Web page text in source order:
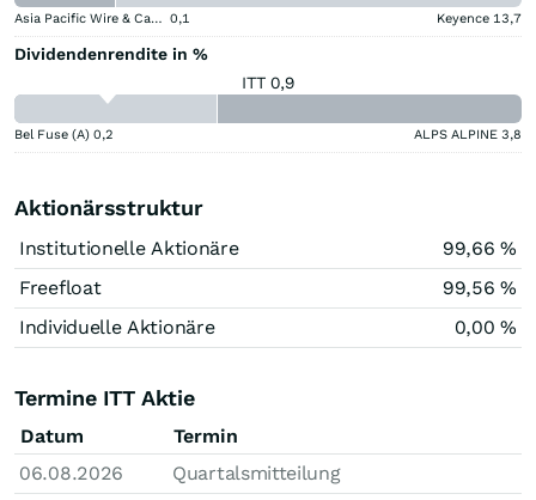
Asia Pacific Wire & Cable 0,1 Keyence 13,7
Dividendenrendite in %
ITT 0,9
Bel Fuse (A) 0,2 ALPS ALPINE 3,8
Aktionärsstruktur
Institutionelle Aktionäre
99,66 %
Freefloat
99,56 %
Individuelle Aktionäre
0,00 %
Termine ITT Aktie
Datum
Termin
06.08.2026
Quartalsmitteilung